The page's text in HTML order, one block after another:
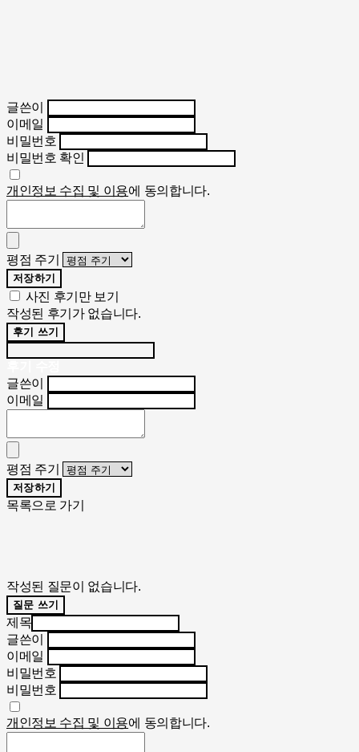
글쓴이
이메일
비밀번호
비밀번호 확인
개인정보 수집 및 이용에 동의합니다.
평점 주기
저장하기
사진 후기만 보기
작성된 후기가 없습니다.
후기 쓰기
글쓴이
이메일
평점 주기
저장하기
목록으로 가기
작성된 질문이 없습니다.
질문 쓰기
제목
글쓴이
이메일
비밀번호
비밀번호
개인정보 수집 및 이용에 동의합니다.